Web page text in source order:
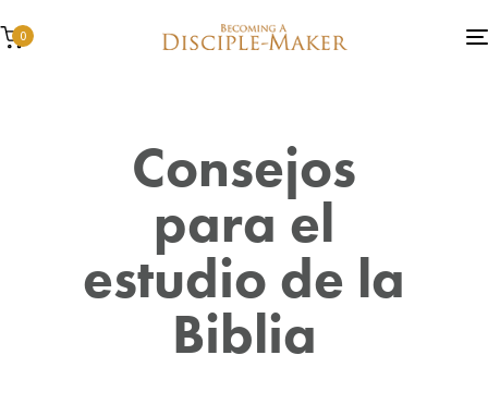
0
Consejos
para el
estudio de la
Biblia